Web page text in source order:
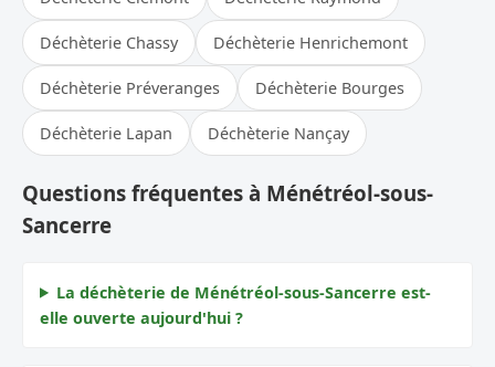
Déchèterie Chassy Déchèterie Henrichemont
Déchèterie Préveranges Déchèterie Bourges
Déchèterie Lapan Déchèterie Nançay
Questions fréquentes à Ménétréol-sous-
Sancerre
La déchèterie de Ménétréol-sous-Sancerre est-
elle ouverte aujourd'hui ?